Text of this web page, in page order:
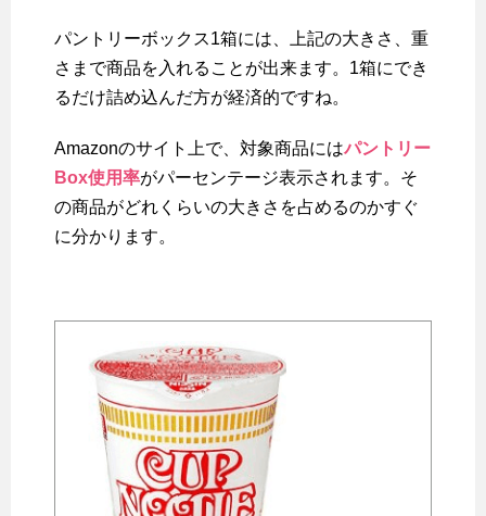
パントリーボックス1箱には、上記の大きさ、重
さまで商品を入れることが出来ます。1箱にでき
るだけ詰め込んだ方が経済的ですね。
Amazonのサイト上で、対象商品にはパントリー
Box使用率がパーセンテージ表示されます。そ
の商品がどれくらいの大きさを占めるのかすぐ
に分かります。